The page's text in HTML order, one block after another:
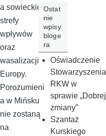
a sowieckiej
strefy
wpływów
oraz
wasalizacji
Europy.
Porozumieni
a w Mińsku
nie zostaną
na
Ostat
nie
wpisy
bloge
ra
Oświadczenie
Stowarzyszenia
RKW w
sprawie „Dobrej
zmiany”
Szantaż
Kurskiego